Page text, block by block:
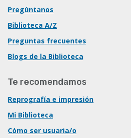
Pregúntanos
Biblioteca A/Z
Preguntas frecuentes
Blogs de la Biblioteca
Te recomendamos
Reprografía e impresión
Mi Biblioteca
Cómo ser usuaria/o